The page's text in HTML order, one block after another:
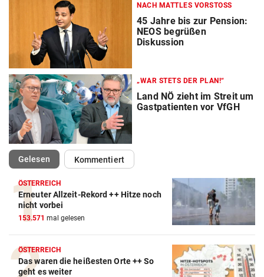
NACH MATTLES VORSTOSS
45 Jahre bis zur Pension:
NEOS begrüßen
Diskussion
„WAR STETS DER PLAN!“
Land NÖ zieht im Streit um
Gastpatienten vor VfGH
Gelesen(ausgewählt)Kommentiert
ÖSTERREICH
Erneuter Allzeit-Rekord ++ Hitze noch
nicht vorbei
153.571 mal gelesen
ÖSTERREICH
Das waren die heißesten Orte ++ So
geht es weiter